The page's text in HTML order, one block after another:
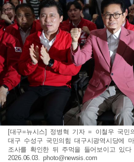
[대구=뉴시스] 정병혁 기자 = 이철우 국민
대구 수성구 국민의힘 대구시광역시당에
조사를 확인한 뒤 주먹을 들어보이고 있다
2026.06.03.photo@newsis.com